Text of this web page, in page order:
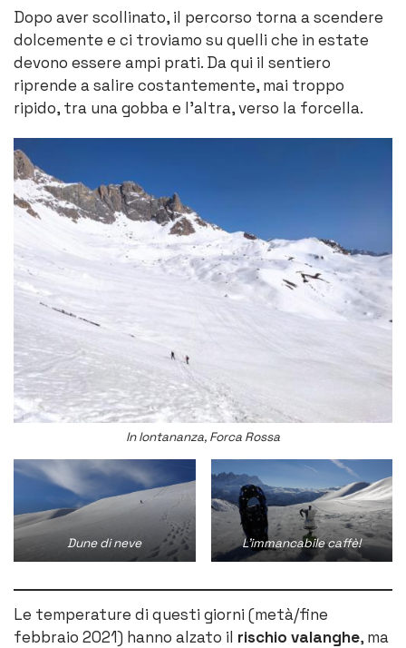
Dopo aver scollinato, il percorso torna a scendere
dolcemente e ci troviamo su quelli che in estate
devono essere ampi prati. Da qui il sentiero
riprende a salire costantemente, mai troppo
ripido, tra una gobba e l’altra, verso la forcella.
In lontananza, Forca Rossa
Dune di neve L’immancabile caffè!
Le temperature di questi giorni (metà/fine
febbraio 2021) hanno alzato il rischio valanghe, ma